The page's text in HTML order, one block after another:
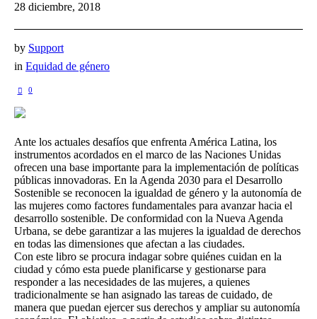
28 diciembre, 2018
by Support
in Equidad de género
0
Ante los actuales desafíos que enfrenta América Latina, los
instrumentos acordados en el marco de las Naciones Unidas
ofrecen una base importante para la implementación de políticas
públicas innovadoras. En la Agenda 2030 para el Desarrollo
Sostenible se reconocen la igualdad de género y la autonomía de
las mujeres como factores fundamentales para avanzar hacia el
desarrollo sostenible. De conformidad con la Nueva Agenda
Urbana, se debe garantizar a las mujeres la igualdad de derechos
en todas las dimensiones que afectan a las ciudades.
Con este libro se procura indagar sobre quiénes cuidan en la
ciudad y cómo esta puede planificarse y gestionarse para
responder a las necesidades de las mujeres, a quienes
tradicionalmente se han asignado las tareas de cuidado, de
manera que puedan ejercer sus derechos y ampliar su autonomía